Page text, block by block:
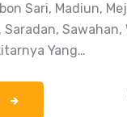
Sari, Madiun,
Sawahan,
Yang…